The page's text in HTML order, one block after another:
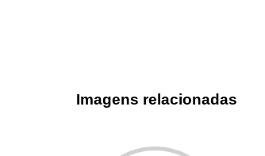
Imagens relacionadas